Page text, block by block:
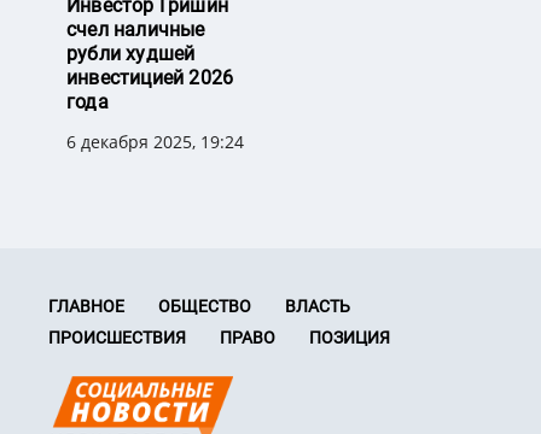
Инвестор Гришин
счел наличные
рубли худшей
инвестицией 2026
года
6 декабря 2025, 19:24
ГЛАВНОЕ ОБЩЕСТВО
ВЛАСТЬ
ПРОИСШЕСТВИЯ
ПРАВО ПОЗИЦИЯ